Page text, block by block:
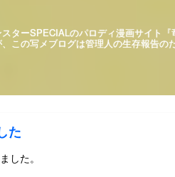
ターSPECIALのパロディ漫画サイト
が、この写メブログは管理人
た
した。